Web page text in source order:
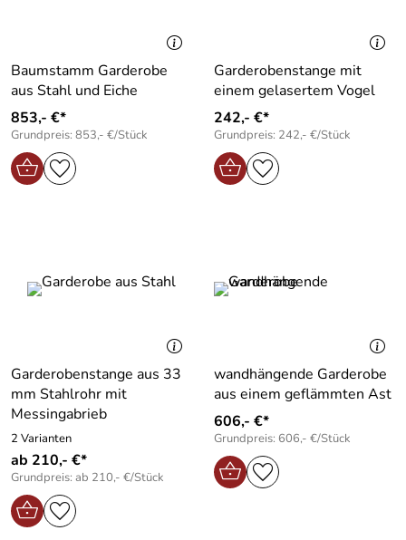
Baumstamm Garderobe
aus Stahl und Eiche
853,- €*
Grundpreis: 853,- €/Stück
Garderobenstange mit
einem gelasertem Vogel
242,- €*
Grundpreis: 242,- €/Stück
Garderobenstange aus 33
mm Stahlrohr mit
Messingabrieb
2 Varianten
ab 210,- €*
Grundpreis: ab 210,- €/Stück
wandhängende Garderobe
aus einem geflämmten Ast
606,- €*
Grundpreis: 606,- €/Stück